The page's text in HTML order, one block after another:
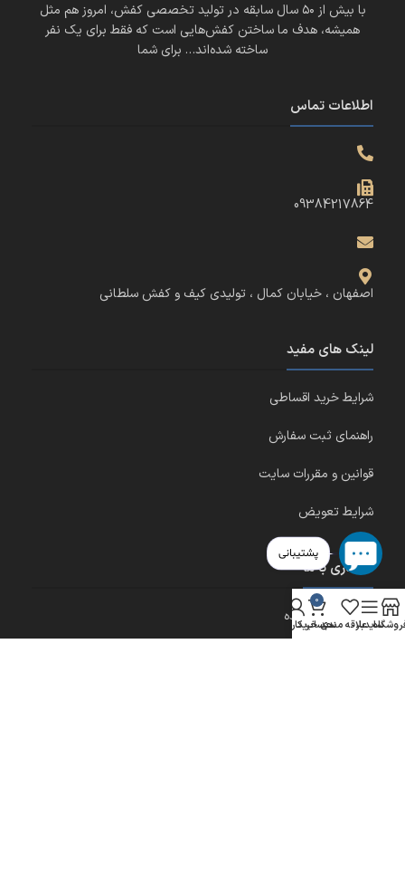
با بیش از ۵۰ سال سابقه در تولید تخصصی کفش، امروز هم مثل
همیشه، هدف ما ساختن کفش‌هایی است که فقط برای یک نفر
ساخته شده‌اند… برای شما
اطلاعات تماس
09384217864
اصفهان ، خیابان کمال ، تولیدی کیف و کفش سلطانی
لینک های مفید
شرایط خرید اقساطی
راهنمای ثبت سفارش
قوانین و مقررات سایت
شرایط تعویض
همکاری با ما
شرایط خرید عمده
پشتیبانی
سایدبارعلاقه مندی
0
سبد خرید
حساب کاربری من